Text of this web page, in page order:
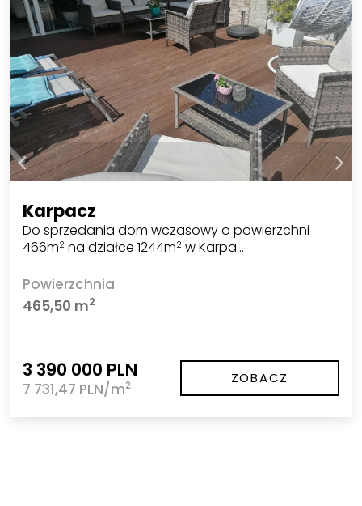
Karpacz
Do sprzedania dom wczasowy o powierzchni
466m2 na działce 1244m2 w Karpa…
Powierzchnia
465,50 m2
3 390 000 PLN
7 731,47 PLN/m2 ZOBACZ